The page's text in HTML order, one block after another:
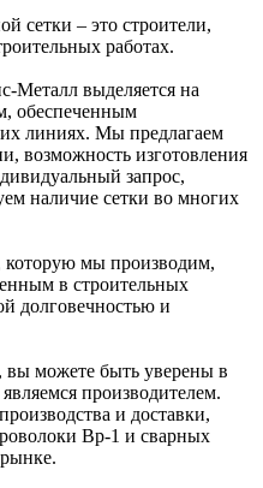
сетки – это строители,
работах.
Металл выделяется на
обеспеченным
линиях. Мы предлагаем
возможность изготовления
запрос,
наличие сетки во многих
которую мы производим,
в строительных
долговечностью и
вы можете быть уверены в
производителем.
и доставки,
Вр-1 и сварных